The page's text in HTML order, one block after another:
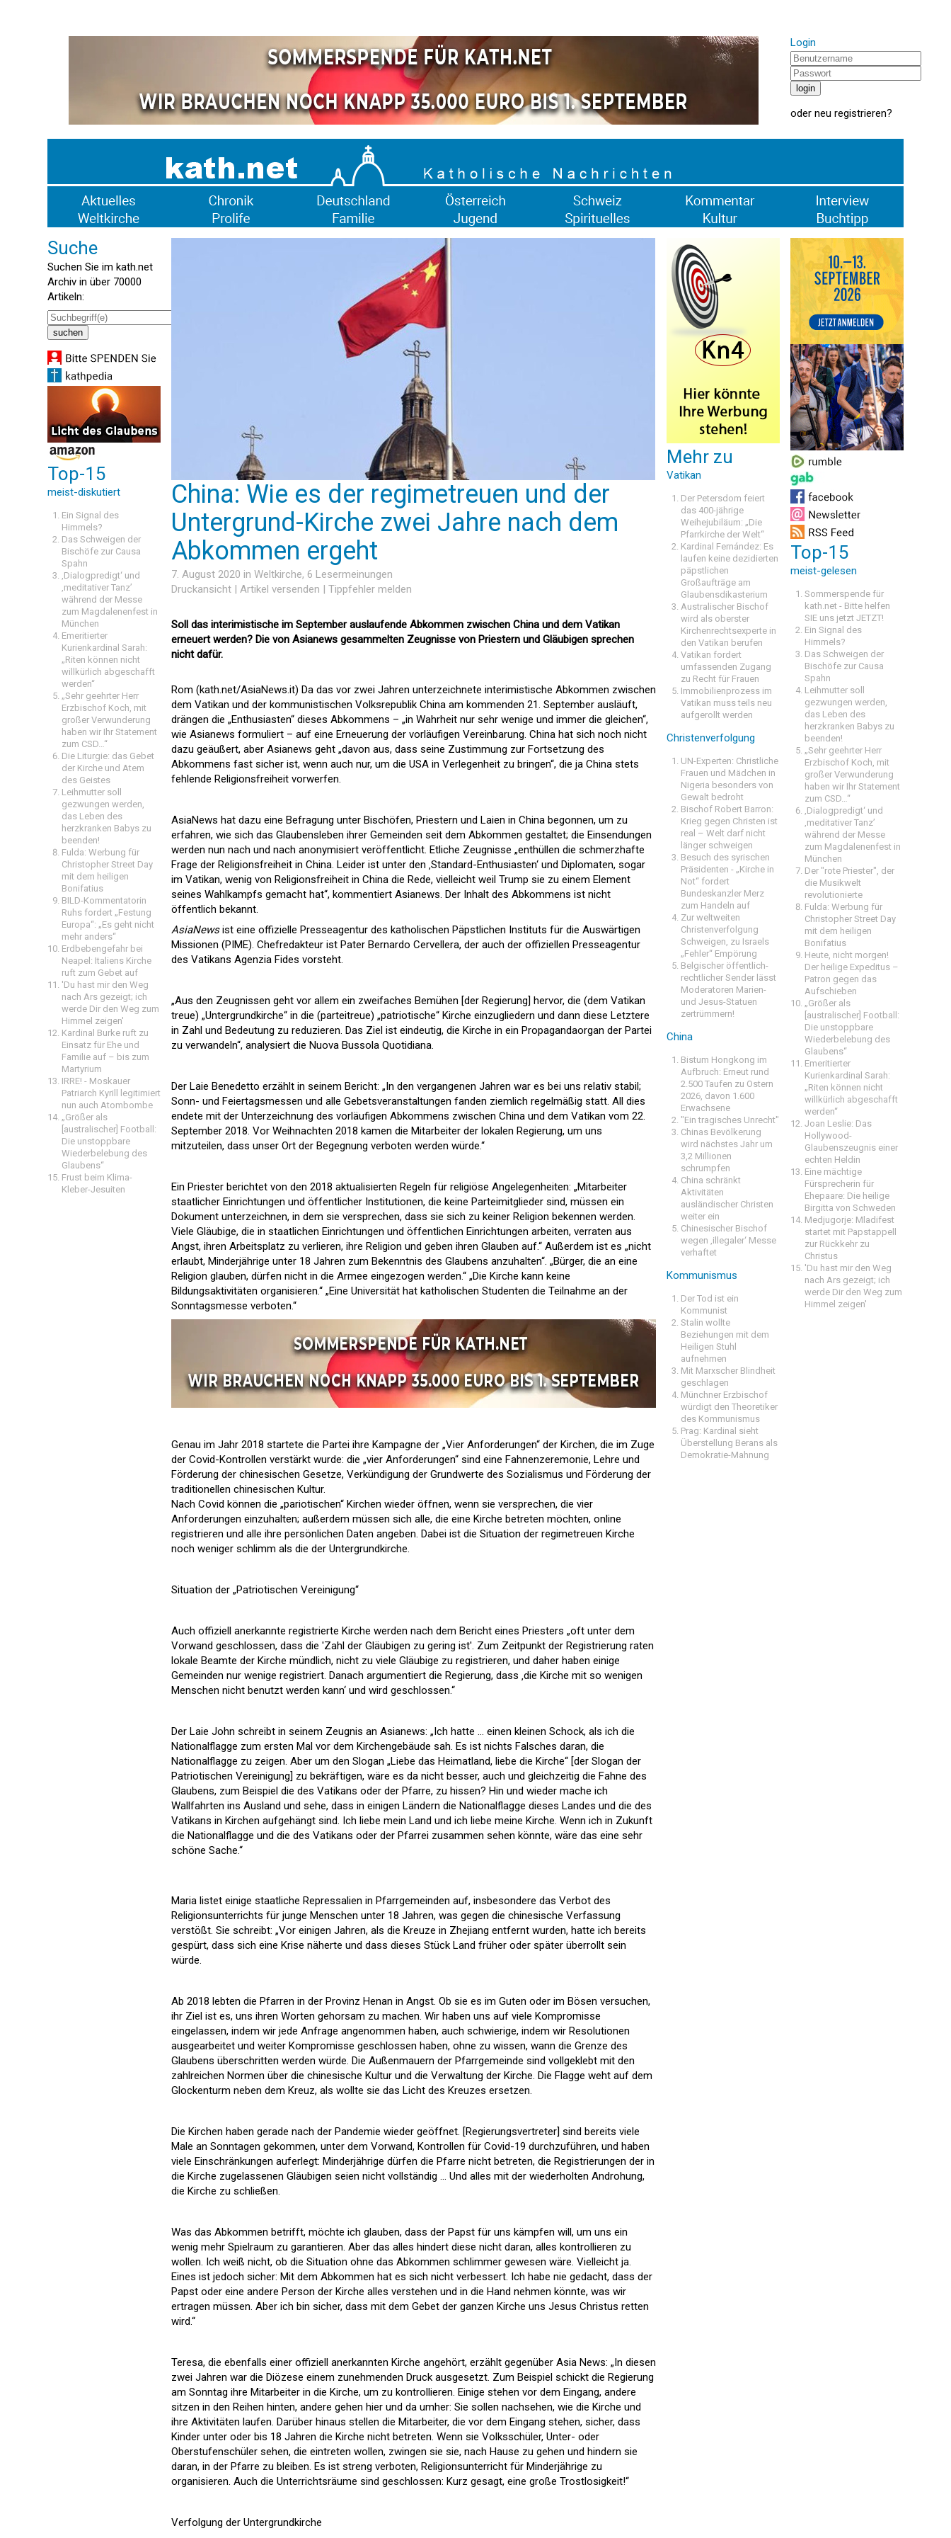
Login
oder neu registrieren?
Suche
Suchen Sie im kath.net
Archiv in über 70000
Artikeln:
Top-15
meist-diskutiert
Ein Signal des
Himmels?
Das Schweigen der
Bischöfe zur Causa
Spahn
‚Dialogpredigt‘ und
‚meditativer Tanz’
während der Messe
zum Magdalenenfest in
München
Emeritierter
Kurienkardinal Sarah:
„Riten können nicht
willkürlich abgeschafft
werden“
„Sehr geehrter Herr
Erzbischof Koch, mit
großer Verwunderung
haben wir Ihr Statement
zum CSD…“
Die Liturgie: das Gebet
der Kirche und Atem
des Geistes
Leihmutter soll
gezwungen werden,
das Leben des
herzkranken Babys zu
beenden!
Fulda: Werbung für
Christopher Street Day
mit dem heiligen
Bonifatius
BILD-Kommentatorin
Ruhs fordert „Festung
Europa“: „Es geht nicht
mehr anders“
Erdbebengefahr bei
Neapel: Italiens Kirche
ruft zum Gebet auf
'Du hast mir den Weg
nach Ars gezeigt; ich
werde Dir den Weg zum
Himmel zeigen'
Kardinal Burke ruft zu
Einsatz für Ehe und
Familie auf – bis zum
Martyrium
IRRE! - Moskauer
Patriarch Kyrill legitimiert
nun auch Atombombe
„Größer als
[australischer] Football:
Die unstoppbare
Wiederbelebung des
Glaubens“
Frust beim Klima-
Kleber-Jesuiten
China: Wie es der regimetreuen und der
Untergrund-Kirche zwei Jahre nach dem
Abkommen ergeht
7. August 2020 in Weltkirche, 6 Lesermeinungen
Druckansicht | Artikel versenden | Tippfehler melden
Soll das interimistische im September auslaufende Abkommen zwischen China und dem Vatikan
erneuert werden? Die von Asianews gesammelten Zeugnisse von Priestern und Gläubigen sprechen
nicht dafür.
Rom (kath.net/AsiaNews.it) Da das vor zwei Jahren unterzeichnete interimistische Abkommen zwischen
dem Vatikan und der kommunistischen Volksrepublik China am kommenden 21. September ausläuft,
drängen die „Enthusiasten“ dieses Abkommens – „in Wahrheit nur sehr wenige und immer die gleichen“,
wie Asianews formuliert – auf eine Erneuerung der vorläufigen Vereinbarung. China hat sich noch nicht
dazu geäußert, aber Asianews geht „davon aus, dass seine Zustimmung zur Fortsetzung des
Abkommens fast sicher ist, wenn auch nur, um die USA in Verlegenheit zu bringen“, die ja China stets
fehlende Religionsfreiheit vorwerfen.
AsiaNews hat dazu eine Befragung unter Bischöfen, Priestern und Laien in China begonnen, um zu
erfahren, wie sich das Glaubensleben ihrer Gemeinden seit dem Abkommen gestaltet; die Einsendungen
werden nun nach und nach anonymisiert veröffentlicht. Etliche Zeugnisse „enthüllen die schmerzhafte
Frage der Religionsfreiheit in China. Leider ist unter den ‚Standard-Enthusiasten‘ und Diplomaten, sogar
im Vatikan, wenig von Religionsfreiheit in China die Rede, vielleicht weil Trump sie zu einem Element
seines Wahlkampfs gemacht hat“, kommentiert Asianews. Der Inhalt des Abkommens ist nicht
öffentlich bekannt.
AsiaNewsist eine offizielle Presseagentur des katholischen Päpstlichen Instituts für die Auswärtigen
Missionen (PIME). Chefredakteur ist Pater Bernardo Cervellera, der auch der offiziellen Presseagentur
des Vatikans Agenzia Fides vorsteht.
„Aus den Zeugnissen geht vor allem ein zweifaches Bemühen [der Regierung] hervor, die (dem Vatikan
treue) „Untergrundkirche“ in die (parteitreue) „patriotische“ Kirche einzugliedern und dann diese Letztere
in Zahl und Bedeutung zu reduzieren. Das Ziel ist eindeutig, die Kirche in ein Propagandaorgan der Partei
zu verwandeln“, analysiert die Nuova Bussola Quotidiana.
Der Laie Benedetto erzählt in seinem Bericht: „In den vergangenen Jahren war es bei uns relativ stabil;
Sonn- und Feiertagsmessen und alle Gebetsveranstaltungen fanden ziemlich regelmäßig statt. All dies
endete mit der Unterzeichnung des vorläufigen Abkommens zwischen China und dem Vatikan vom 22.
September 2018. Vor Weihnachten 2018 kamen die Mitarbeiter der lokalen Regierung, um uns
mitzuteilen, dass unser Ort der Begegnung verboten werden würde.“
Ein Priester berichtet von den 2018 aktualisierten Regeln für religiöse Angelegenheiten: „Mitarbeiter
staatlicher Einrichtungen und öffentlicher Institutionen, die keine Parteimitglieder sind, müssen ein
Dokument unterzeichnen, in dem sie versprechen, dass sie sich zu keiner Religion bekennen werden.
Viele Gläubige, die in staatlichen Einrichtungen und öffentlichen Einrichtungen arbeiten, verraten aus
Angst, ihren Arbeitsplatz zu verlieren, ihre Religion und geben ihren Glauben auf.“ Außerdem ist es „nicht
erlaubt, Minderjährige unter 18 Jahren zum Bekenntnis des Glaubens anzuhalten“. „Bürger, die an eine
Religion glauben, dürfen nicht in die Armee eingezogen werden.“ „Die Kirche kann keine
Bildungsaktivitäten organisieren.“ „Eine Universität hat katholischen Studenten die Teilnahme an der
Sonntagsmesse verboten.“
Genau im Jahr 2018 startete die Partei ihre Kampagne der „Vier Anforderungen“ der Kirchen, die im Zuge
der Covid-Kontrollen verstärkt wurde: die „vier Anforderungen“ sind eine Fahnenzeremonie, Lehre und
Förderung der chinesischen Gesetze, Verkündigung der Grundwerte des Sozialismus und Förderung der
traditionellen chinesischen Kultur.
Nach Covid können die „pariotischen“ Kirchen wieder öffnen, wenn sie versprechen, die vier
Anforderungen einzuhalten; außerdem müssen sich alle, die eine Kirche betreten möchten, online
registrieren und alle ihre persönlichen Daten angeben. Dabei ist die Situation der regimetreuen Kirche
noch weniger schlimm als die der Untergrundkirche.
Situation der „Patriotischen Vereinigung“
Auch offiziell anerkannte registrierte Kirche werden nach dem Bericht eines Priesters „oft unter dem
Vorwand geschlossen, dass die 'Zahl der Gläubigen zu gering ist'. Zum Zeitpunkt der Registrierung raten
lokale Beamte der Kirche mündlich, nicht zu viele Gläubige zu registrieren, und daher haben einige
Gemeinden nur wenige registriert. Danach argumentiert die Regierung, dass ‚die Kirche mit so wenigen
Menschen nicht benutzt werden kann‘ und wird geschlossen.“
Der Laie John schreibt in seinem Zeugnis an Asianews: „Ich hatte … einen kleinen Schock, als ich die
Nationalflagge zum ersten Mal vor dem Kirchengebäude sah. Es ist nichts Falsches daran, die
Nationalflagge zu zeigen. Aber um den Slogan „Liebe das Heimatland, liebe die Kirche“ [der Slogan der
Patriotischen Vereinigung] zu bekräftigen, wäre es da nicht besser, auch und gleichzeitig die Fahne des
Glaubens, zum Beispiel die des Vatikans oder der Pfarre, zu hissen? Hin und wieder mache ich
Wallfahrten ins Ausland und sehe, dass in einigen Ländern die Nationalflagge dieses Landes und die des
Vatikans in Kirchen aufgehängt sind. Ich liebe mein Land und ich liebe meine Kirche. Wenn ich in Zukunft
die Nationalflagge und die des Vatikans oder der Pfarrei zusammen sehen könnte, wäre das eine sehr
schöne Sache.“
Maria listet einige staatliche Repressalien in Pfarrgemeinden auf, insbesondere das Verbot des
Religionsunterrichts für junge Menschen unter 18 Jahren, was gegen die chinesische Verfassung
verstößt. Sie schreibt: „Vor einigen Jahren, als die Kreuze in Zhejiang entfernt wurden, hatte ich bereits
gespürt, dass sich eine Krise näherte und dass dieses Stück Land früher oder später überrollt sein
würde.
Ab 2018 lebten die Pfarren in der Provinz Henan in Angst. Ob sie es im Guten oder im Bösen versuchen,
ihr Ziel ist es, uns ihren Worten gehorsam zu machen. Wir haben uns auf viele Kompromisse
eingelassen, indem wir jede Anfrage angenommen haben, auch schwierige, indem wir Resolutionen
ausgearbeitet und weiter Kompromisse geschlossen haben, ohne zu wissen, wann die Grenze des
Glaubens überschritten werden würde. Die Außenmauern der Pfarrgemeinde sind vollgeklebt mit den
zahlreichen Normen über die chinesische Kultur und die Verwaltung der Kirche. Die Flagge weht auf dem
Glockenturm neben dem Kreuz, als wollte sie das Licht des Kreuzes ersetzen.
Die Kirchen haben gerade nach der Pandemie wieder geöffnet. [Regierungsvertreter] sind bereits viele
Male an Sonntagen gekommen, unter dem Vorwand, Kontrollen für Covid-19 durchzuführen, und haben
viele Einschränkungen auferlegt: Minderjährige dürfen die Pfarre nicht betreten, die Registrierungen der in
die Kirche zugelassenen Gläubigen seien nicht vollständig … Und alles mit der wiederholten Androhung,
die Kirche zu schließen.
Was das Abkommen betrifft, möchte ich glauben, dass der Papst für uns kämpfen will, um uns ein
wenig mehr Spielraum zu garantieren. Aber das alles hindert diese nicht daran, alles kontrollieren zu
wollen. Ich weiß nicht, ob die Situation ohne das Abkommen schlimmer gewesen wäre. Vielleicht ja.
Eines ist jedoch sicher: Mit dem Abkommen hat es sich nicht verbessert. Ich habe nie gedacht, dass der
Papst oder eine andere Person der Kirche alles verstehen und in die Hand nehmen könnte, was wir
ertragen müssen. Aber ich bin sicher, dass mit dem Gebet der ganzen Kirche uns Jesus Christus retten
wird.“
Teresa, die ebenfalls einer offiziell anerkannten Kirche angehört, erzählt gegenüber Asia News: „In diesen
zwei Jahren war die Diözese einem zunehmenden Druck ausgesetzt. Zum Beispiel schickt die Regierung
am Sonntag ihre Mitarbeiter in die Kirche, um zu kontrollieren. Einige stehen vor dem Eingang, andere
sitzen in den Reihen hinten, andere gehen hier und da umher: Sie sollen nachsehen, wie die Kirche und
ihre Aktivitäten laufen. Darüber hinaus stellen die Mitarbeiter, die vor dem Eingang stehen, sicher, dass
Kinder unter oder bis 18 Jahren die Kirche nicht betreten. Wenn sie Volksschüler, Unter- oder
Oberstufenschüler sehen, die eintreten wollen, zwingen sie sie, nach Hause zu gehen und hindern sie
daran, in der Pfarre zu bleiben. Es ist streng verboten, Religionsunterricht für Minderjährige zu
organisieren. Auch die Unterrichtsräume sind geschlossen: Kurz gesagt, eine große Trostlosigkeit!“
Verfolgung der Untergrundkirche
Mehr zu
Vatikan
Der Petersdom feiert
das 400-jährige
Weihejubiläum: „Die
Pfarrkirche der Welt“
Kardinal Fernández: Es
laufen keine dezidierten
päpstlichen
Großaufträge am
Glaubensdikasterium
Australischer Bischof
wird als oberster
Kirchenrechtsexperte in
den Vatikan berufen
Vatikan fordert
umfassenden Zugang
zu Recht für Frauen
Immobilienprozess im
Vatikan muss teils neu
aufgerollt werden
Christenverfolgung
UN-Experten: Christliche
Frauen und Mädchen in
Nigeria besonders von
Gewalt bedroht
Bischof Robert Barron:
Krieg gegen Christen ist
real – Welt darf nicht
länger schweigen
Besuch des syrischen
Präsidenten - „Kirche in
Not“ fordert
Bundeskanzler Merz
zum Handeln auf
Zur weltweiten
Christenverfolgung
Schweigen, zu Israels
„Fehler“ Empörung
Belgischer öffentlich-
rechtlicher Sender lässt
Moderatoren Marien-
und Jesus-Statuen
zertrümmern!
China
Bistum Hongkong im
Aufbruch: Erneut rund
2.500 Taufen zu Ostern
2026, davon 1.600
Erwachsene
"Ein tragisches Unrecht"
Chinas Bevölkerung
wird nächstes Jahr um
3,2 Millionen
schrumpfen
China schränkt
Aktivitäten
ausländischer Christen
weiter ein
Chinesischer Bischof
wegen ‚illegaler‘ Messe
verhaftet
Kommunismus
Der Tod ist ein
Kommunist
Stalin wollte
Beziehungen mit dem
Heiligen Stuhl
aufnehmen
Mit Marxscher Blindheit
geschlagen
Münchner Erzbischof
würdigt den Theoretiker
des Kommunismus
Prag: Kardinal sieht
Überstellung Berans als
Demokratie-Mahnung
Top-15
meist-gelesen
Sommerspende für
kath.net - Bitte helfen
SIE uns jetzt JETZT!
Ein Signal des
Himmels?
Das Schweigen der
Bischöfe zur Causa
Spahn
Leihmutter soll
gezwungen werden,
das Leben des
herzkranken Babys zu
beenden!
„Sehr geehrter Herr
Erzbischof Koch, mit
großer Verwunderung
haben wir Ihr Statement
zum CSD…“
‚Dialogpredigt‘ und
‚meditativer Tanz’
während der Messe
zum Magdalenenfest in
München
Der "rote Priester", der
die Musikwelt
revolutionierte
Fulda: Werbung für
Christopher Street Day
mit dem heiligen
Bonifatius
Heute, nicht morgen!
Der heilige Expeditus –
Patron gegen das
Aufschieben
„Größer als
[australischer] Football:
Die unstoppbare
Wiederbelebung des
Glaubens“
Emeritierter
Kurienkardinal Sarah:
„Riten können nicht
willkürlich abgeschafft
werden“
Joan Leslie: Das
Hollywood-
Glaubenszeugnis einer
echten Heldin
Eine mächtige
Fürsprecherin für
Ehepaare: Die heilige
Birgitta von Schweden
Medjugorje: Mladifest
startet mit Papstappell
zur Rückkehr zu
Christus
'Du hast mir den Weg
nach Ars gezeigt; ich
werde Dir den Weg zum
Himmel zeigen'